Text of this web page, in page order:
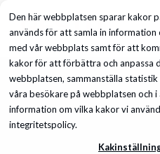
Den här webbplatsen sparar kakor
används för att samla in information
med vår webbplats samt för att
kakor för att förbättra och anpassa
webbplatsen, sammanställa statistik
våra besökare på webbplatsen och
information om vilka kakor vi
integritetspolicy.